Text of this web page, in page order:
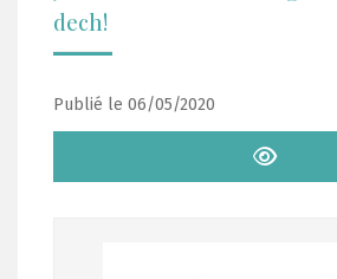
dech!
Publié le 06/05/2020